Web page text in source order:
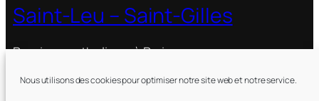
Nous utilisons des cookies pour optimiser notre site web et notre service.
Saint-Leu – Saint-Gilles
Paroisse catholique à Paris